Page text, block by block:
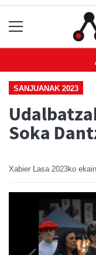
SANJUANAK 2023
Soka
Xabier Lasa 2023ko